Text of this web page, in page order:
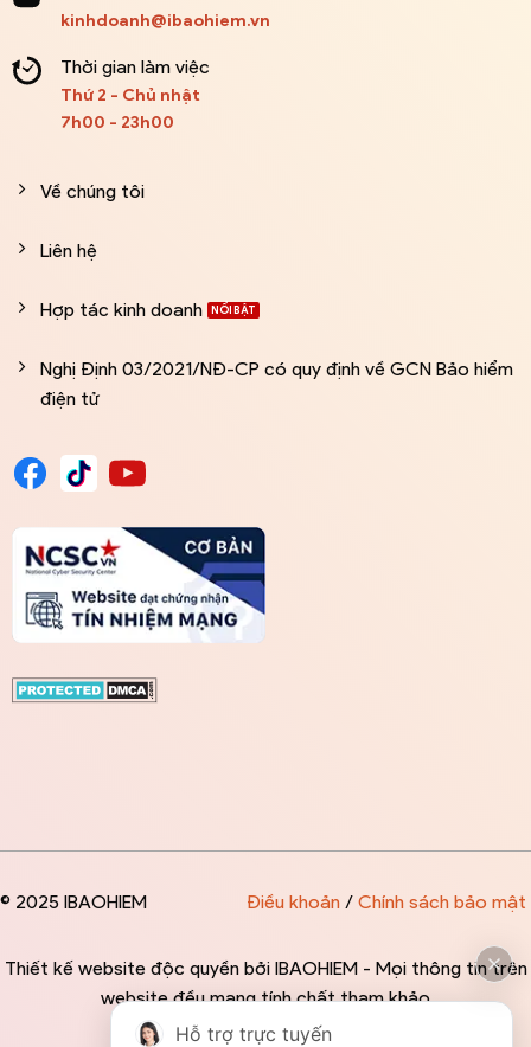
kinhdoanh@ibaohiem.vn
Thời gian làm việc
Thứ 2 - Chủ nhật
7h00 - 23h00
Về chúng tôi
Liên hệ
Hợp tác kinh doanh
Nghị Định 03/2021/NĐ-CP có quy định về GCN Bảo hiểm
điện tử
© 2025 IBAOHIEM
Thiết kế website độc quyền bởi IBAOHIEM - Mọi thông tin trên
website đều mang tính chất tham khảo
Điều khoản/ Chính sách bảo mật
Hỗ trợ trực tuyến